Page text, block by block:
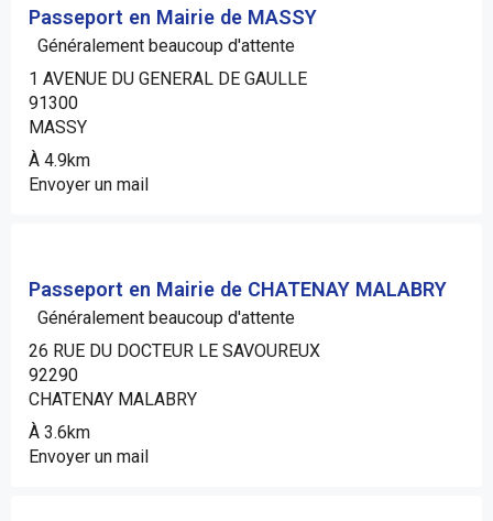
Passeport en Mairie de MASSY
Généralement beaucoup d'attente
1 AVENUE DU GENERAL DE GAULLE
91300
MASSY
À 4.9km
Envoyer un mail
Passeport en Mairie de CHATENAY MALABRY
Généralement beaucoup d'attente
26 RUE DU DOCTEUR LE SAVOUREUX
92290
CHATENAY MALABRY
À 3.6km
Envoyer un mail